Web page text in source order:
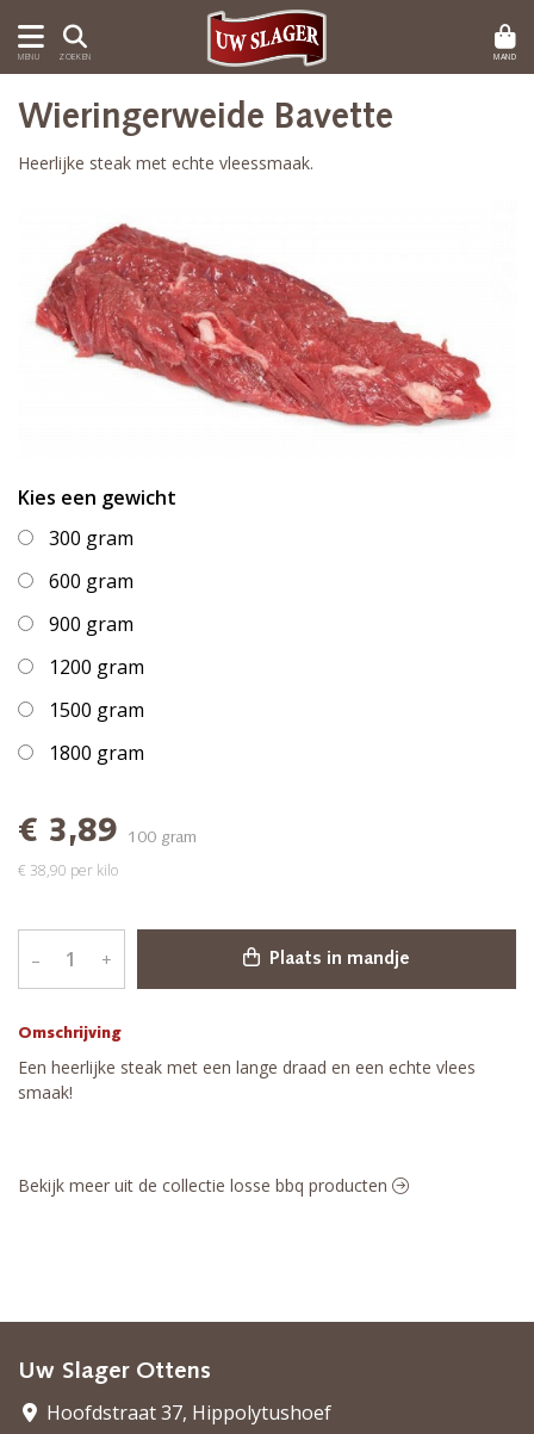
MENU ZOEKEN MAND
Omschrijving
Een heerlijke steak met een lange draad en een echte vlees
smaak!
Wieringerweide Bavette
Heerlijke steak met echte vleessmaak.
Kies een gewicht
300 gram
600 gram
900 gram
1200 gram
1500 gram
1800 gram
€ 3,89 100 gram
€ 38,90 per kilo
– + Plaats in mandje
Bekijk meer uit de collectie losse bbq producten
Uw Slager Ottens
Hoofdstraat 37, Hippolytushoef